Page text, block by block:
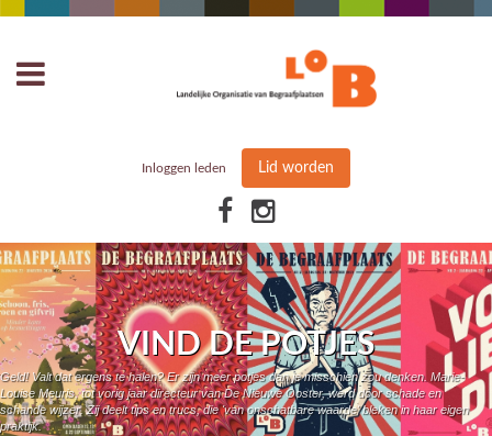
Inloggen leden Lid worden
VIND DE POTJES
Geld! Valt dat ergens te halen? Er zijn meer potjes dan je misschien zou denken. Marie-
Louise Meuris, tot vorig jaar directeur van De Nieuwe Ooster, werd door schade en
schande wijzer. Zij deelt tips en trucs, die 'van onschatbare waarde' bleken in haar eigen
praktijk.